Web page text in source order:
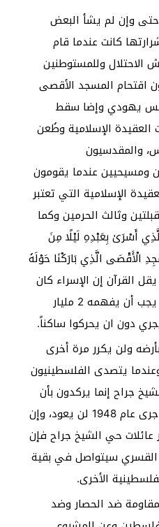
وإن لم يشأ البعض
كانت عندما قام
الاحتلال وللمستوطنين
اقتحام المسجد الأقصى
يهودي وإضا سقط
العقيدة الإسلامية وطُعن
والمقدسيون
ومسيحيين عندما يقومون
الإسلامية التي تعتبر
وثالث الحرمين وكما
أَسْرَىٰ بِعَبْدِهِ لَيْلًا مِنَ
الْأَقْصَى الَّذِي بَارَكْنَا حَوْلَهُ
القرآن إن الإسراء كان
لهيكل سليمان، وهذا ما يجب أن يفهمه 2 مليار
دون ان يحركوا ساكناً.
ولن يكرر مرة أخرى
يتصدى الفلسطينيون
جراح إنما يركدون بأن
زمن الهجرة واللجوء كما جرى عام 1948 لن يعود، وإن
حي الشيخ جراح فإن
سيتواصل في بقية
الأخرى.
ضد الحصار وضد